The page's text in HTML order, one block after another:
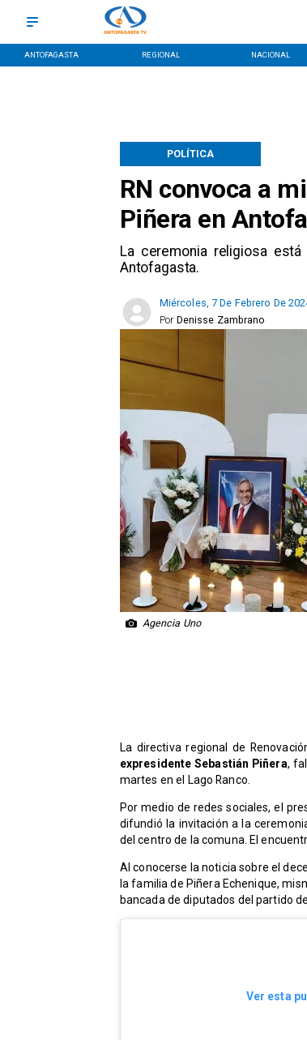
ANTOFAGASTA REGIONAL NACIONAL
RN convoca a
Piñera en
La ceremonia religiosa
Antofagasta.
POLÍTICA
Miércoles, 7 De Febrero De
Denisse Zambrano
Por
Agencia Uno
La directiva regional de
expresidente Sebastián Piñera,
martes en el Lago Ranco.
Por medio de redes sociales, el
difundió la invitación a la
del centro de la comuna. El
Al conocerse la noticia sobre el
la familia de Piñera Echenique,
bancada de diputados del partido
Ver esta